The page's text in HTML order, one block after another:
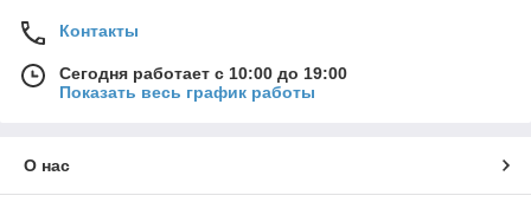
Контакты
Сегодня работает с 10:00 до 19:00
Показать весь график работы
О нас